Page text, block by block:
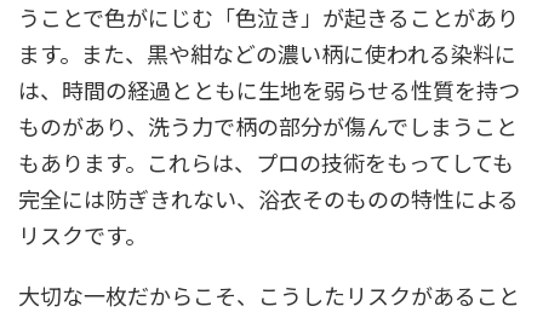
うことで色がにじむ「色泣き」が起きることがあり
ます。また、黒や紺などの濃い柄に使われる染料に
は、時間の経過とともに生地を弱らせる性質を持つ
ものがあり、洗う力で柄の部分が傷んでしまうこと
もあります。これらは、プロの技術をもってしても
完全には防ぎきれない、浴衣そのものの特性による
リスクです。
大切な一枚だからこそ、こうしたリスクがあること